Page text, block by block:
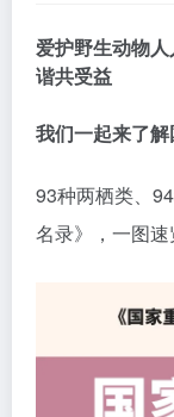
爱护野生动物
谐共受益
我们一起来了
93种两栖类、
名录》，一图